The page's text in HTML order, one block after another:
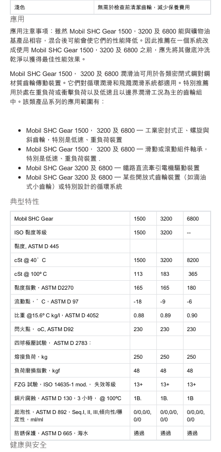
淺色 無需於檢查前清潔齒輪，減少保養費用
應用
應用注意事項：雖然 Mobil SHC Gear 1500，3200 及 6800 能與礦物油
基產品相容，混合後可能會使它們的性能降低。因此推薦在一個系統改
成使用 Mobil SHC Gear 1500，3200 及 6800 之前，應先將其徹底沖洗
乾淨以獲得最佳性能效果。
Mobil SHC Gear 1500， 3200 及 6800 潤滑油可用於各類密閉式鋼對鋼
材質齒輪傳動裝置。它們對循環潤滑和飛濺潤滑系統都適用。特別推薦
用於處在重負荷或衝擊負荷以及低速且以邊界潤滑工況為主的齒輪組
中。該類產品系列的應用範圍有：
Mobil SHC Gear 1500， 3200 及 6800 – 工業密封式正、螺旋與
斜齒輪，特別是低速、重負荷裝置
Mobil SHC Gear 1500， 3200 及 6800 – 滑動或滾動組件軸承，
特別是低速、重負荷裝置 .
Mobil SHC Gear 3200 及 6800 – 鐵路直流牽引電機驅動裝置
Mobil SHC Gear 3200 及 6800 – 某些開放式齒輪裝置（如滴油
式小齒輪）或特別設計的循環系統
典型特性
Mobil SHC Gear 1500 3200
6800
ISO 黏度等級
1500 3200
--
黏度, ASTM D 445
cSt @ 40°C
1500 3200
8200
cSt @ 100º C
113 183
365
黏度指數，ASTM D2270
165 165
180
流動點，°C，ASTM D 97
-18 -9
-6
比重 @15.6º C kg/l，ASTM D 4052
0.88 0.89
0.90
閃火點， oC, ASTM D92
230 230
230
四球極壓試驗， ASTM D 2783：
熔接負荷，kg
250 250
250
負荷磨損指數，kgf
48 48
48
FZG 試驗，ISO 14635-1 mod.， 失效等級
13+ 13+
13+
銅片腐蝕，ASTM D 130，3 小時， @ 100ºC
1B. 1B.
1B
起泡性，ASTM D 892，Seq.I, II, III,傾向性/穩
定性，ml/ml
0/0,0/0,
0/0
0/0,0/0,
0/0
0/0,0/0,
0/0
防銹保護，ASTM D 665，海水
通過 通過 通過
健康與安全